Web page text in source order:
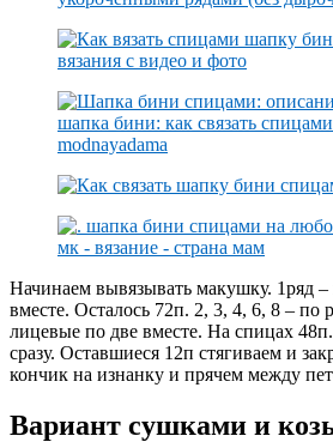
Начинаем вывязывать макушку. 1ряд
вместе. Осталось 72п. 2, 3, 4, 6, 8 – по
лицевые по две вместе. На спицах
сразу. Оставшиеся 12п стягиваем и
кончик на изнанку и прячем между
Вариант сушками и